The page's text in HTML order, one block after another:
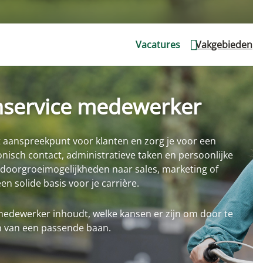
Vacatures Vakgebieden
medewerker
voor klanten en zorg je voor een
contact, administratieve taken en persoonlijke
naar sales, marketing of
solide basis voor je carrière.
inhoudt, welke kansen er zijn om door te
een passende baan.